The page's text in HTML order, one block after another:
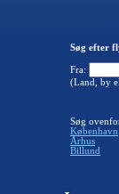
Søg efter
Fra:
(Land, by
Søg
København
Århus
Billund